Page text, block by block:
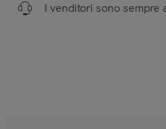
I venditori sono sempre